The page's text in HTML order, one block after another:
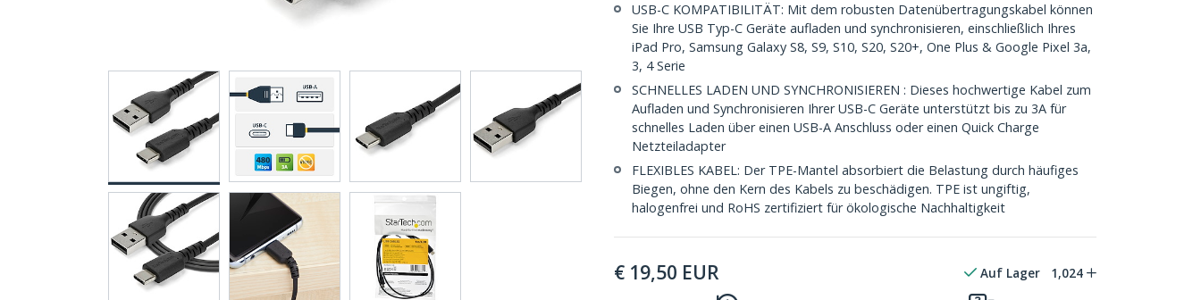
USB-C KOMPATIBILITÄT: Mit dem robusten Datenübertragungskabel können
Sie Ihre USB Typ-C Geräte aufladen und synchronisieren, einschließlich Ihres
iPad Pro, Samsung Galaxy S8, S9, S10, S20, S20+, One Plus & Google Pixel 3a,
3, 4 Serie
SCHNELLES LADEN UND SYNCHRONISIEREN : Dieses hochwertige Kabel zum
Aufladen und Synchronisieren Ihrer USB-C Geräte unterstützt bis zu 3A für
schnelles Laden über einen USB-A Anschluss oder einen Quick Charge
Netzteiladapter
FLEXIBLES KABEL: Der TPE-Mantel absorbiert die Belastung durch häufiges
Biegen, ohne den Kern des Kabels zu beschädigen. TPE ist ungiftig,
halogenfrei und RoHS zertifiziert für ökologische Nachhaltigkeit
€ 19,50 EUR Auf Lager 1,024